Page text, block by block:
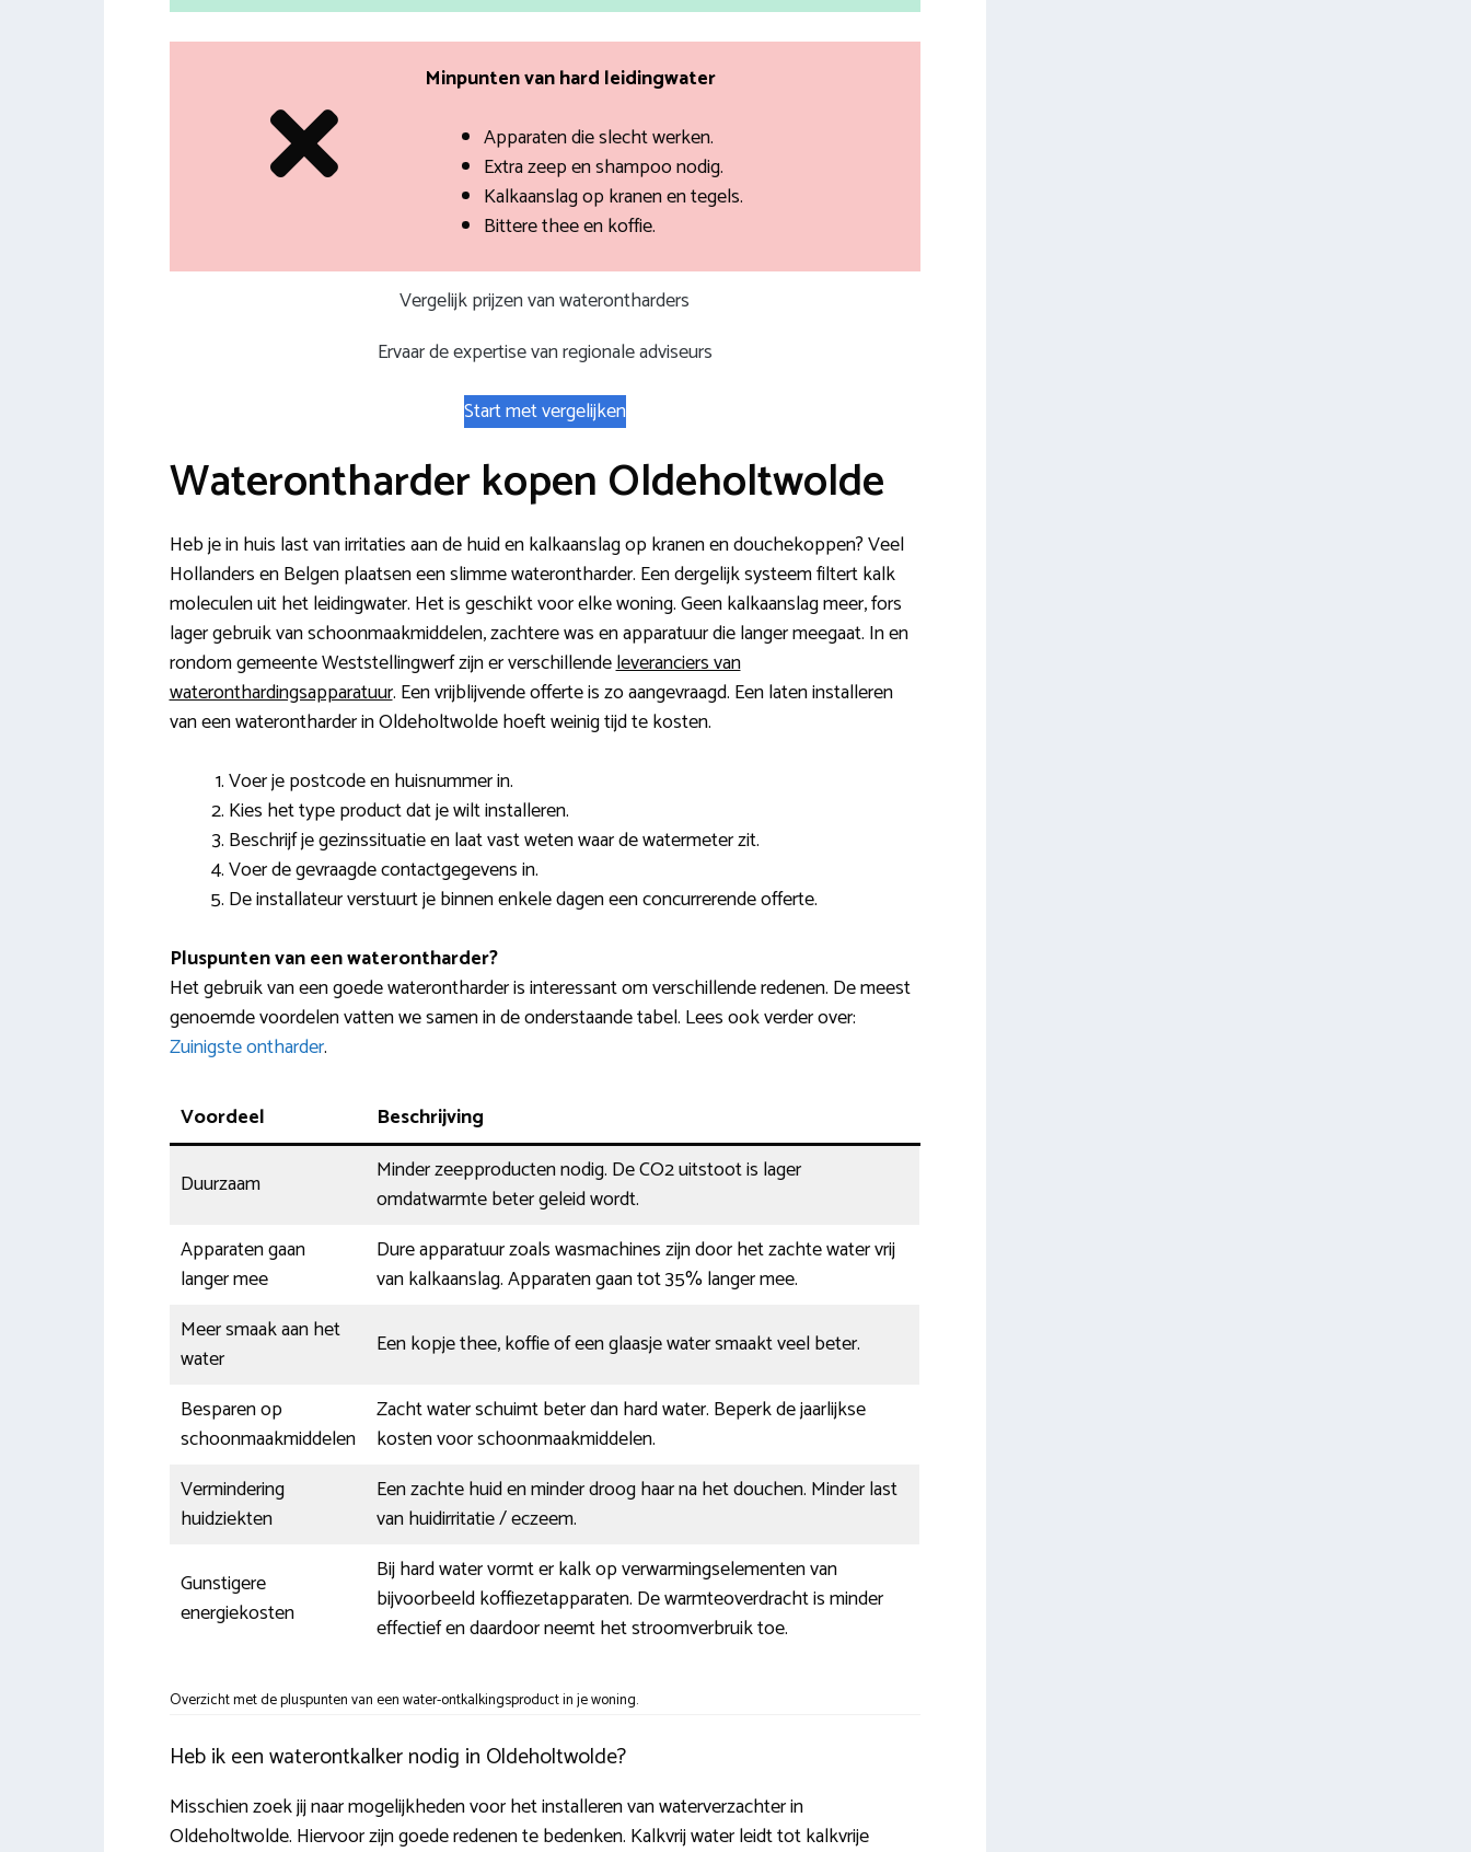
Minpunten van hard leidingwater
Apparaten die slecht werken.
Extra zeep en shampoo nodig.
Kalkaanslag op kranen en tegels.
Bittere thee en koffie.
Vergelijk prijzen van waterontharders
Ervaar de expertise van regionale adviseurs
Start met vergelijken
Waterontharder kopen Oldeholtwolde
Heb je in huis last van irritaties aan de huid en kalkaanslag op kranen en douchekoppen? Veel
Hollanders en Belgen plaatsen een slimme waterontharder. Een dergelijk systeem filtert kalk
moleculen uit het leidingwater. Het is geschikt voor elke woning. Geen kalkaanslag meer, fors
lager gebruik van schoonmaakmiddelen, zachtere was en apparatuur die langer meegaat. In en
rondom gemeente Weststellingwerf zijn er verschillendeleveranciers van
wateronthardingsapparatuur. Een vrijblijvende offerte is zo aangevraagd. Een laten installeren
van een waterontharder in Oldeholtwolde hoeft weinig tijd te kosten.
Voer je postcode en huisnummer in.
Kies het type product dat je wilt installeren.
Beschrijf je gezinssituatie en laat vast weten waar de watermeter zit.
Voer de gevraagde contactgegevens in.
De installateur verstuurt je binnen enkele dagen een concurrerende offerte.
Pluspunten van een waterontharder?
Het gebruik van een goede waterontharder is interessant om verschillende redenen. De meest
genoemde voordelen vatten we samen in de onderstaande tabel. Lees ook verder over:
Zuinigste ontharder.
Voordeel Beschrijving
Duurzaam
Minder zeepproducten nodig. De CO2 uitstoot is lager
omdatwarmte beter geleid wordt.
Apparaten gaan
langer mee
Dure apparatuur zoals wasmachines zijn door het zachte water vrij
van kalkaanslag. Apparaten gaan tot 35% langer mee.
Meer smaak aan het
water
Een kopje thee, koffie of een glaasje water smaakt veel beter.
Besparen op
schoonmaakmiddelen
Zacht water schuimt beter dan hard water. Beperk de jaarlijkse
kosten voor schoonmaakmiddelen.
Vermindering
huidziekten
Een zachte huid en minder droog haar na het douchen. Minder last
van huidirritatie / eczeem.
Gunstigere
energiekosten
Bij hard water vormt er kalk op verwarmingselementen van
bijvoorbeeld koffiezetapparaten. De warmteoverdracht is minder
effectief en daardoor neemt het stroomverbruik toe.
Overzicht met de pluspunten van een water-ontkalkingsproduct in je woning.
Heb ik een waterontkalker nodig in Oldeholtwolde?
Misschien zoek jij naar mogelijkheden voor het installeren van waterverzachter in
Oldeholtwolde. Hiervoor zijn goede redenen te bedenken. Kalkvrij water leidt tot kalkvrije